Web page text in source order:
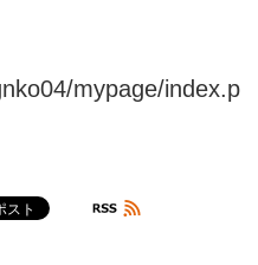
mypage/index.p